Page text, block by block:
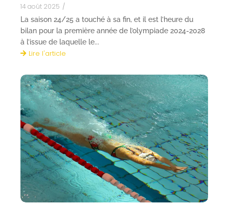
14 août 2025 /
La saison 24/25 a touché à sa fin, et il est l’heure du
bilan pour la première année de l’olympiade 2024-2028
à l’issue de laquelle le...
Lire l'article